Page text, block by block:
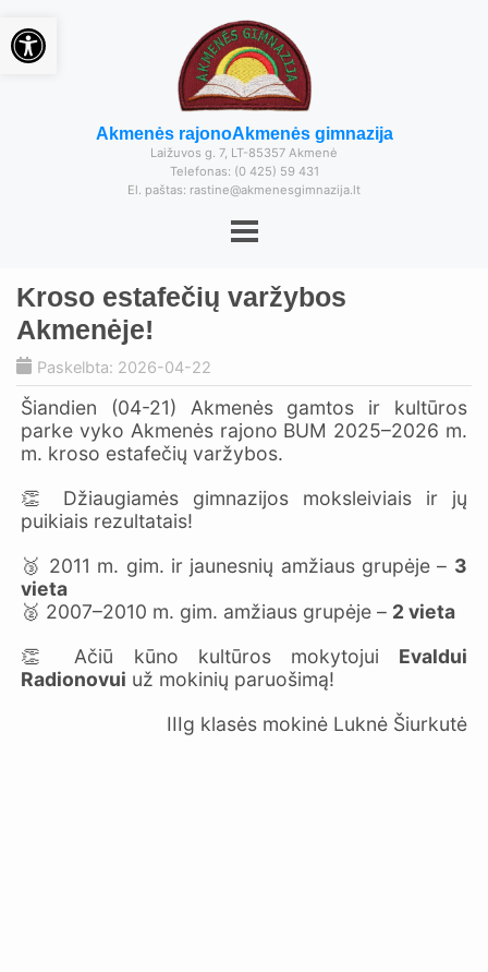
Akmenės rajonoAkmenės gimnazija
Laižuvos g. 7, LT-85357 Akmenė
Telefonas: (0 425) 59 431
El. paštas: rastine@akmenesgimnazija.lt
Kroso estafečių varžybos
Akmenėje!
Paskelbta: 2026-04-22
Šiandien (04-21) Akmenės gamtos ir kultūros
parke vyko Akmenės rajono BUM 2025–2026 m.
m. kroso estafečių varžybos.
👏 Džiaugiamės gimnazijos moksleiviais ir jų
puikiais rezultatais!
🥉 2011 m. gim. ir jaunesnių amžiaus grupėje – 3
vieta
🥈 2007–2010 m. gim. amžiaus grupėje – 2 vieta
👏 Ačiū kūno kultūros mokytojui Evaldui
Radionovui už mokinių paruošimą!
IIIg klasės mokinė Luknė Šiurkutė
Open toolbar